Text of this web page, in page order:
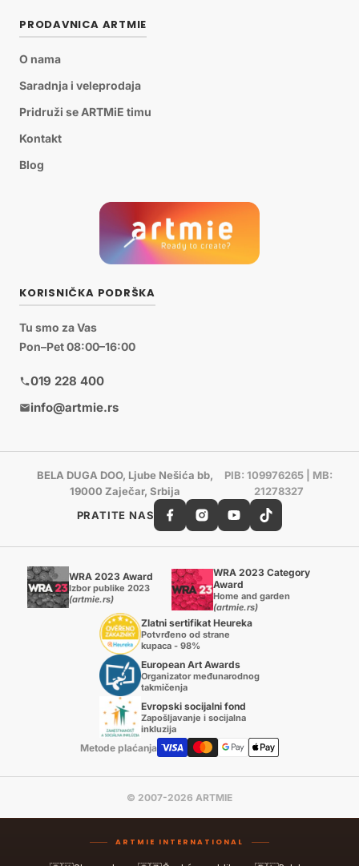
PRODAVNICA ARTMIE
O nama
Saradnja i veleprodaja
Pridruži se ARTMiE timu
Kontakt
Blog
KORISNIČKA PODRŠKA
Tu smo za Vas
Pon–Pet 08:00–16:00
019 228 400
info@artmie.rs
BELA DUGA DOO, Ljube Nešića bb,
19000 Zaječar, Srbija
PIB: 109976265 | MB:
21278327
PRATITE NAS
WRA 2023 Award
Izbor publike 2023
(artmie.rs)
WRA 2023 Category
Award
Home and garden
(artmie.rs)
Zlatni sertifikat Heureka
Potvrđeno od strane
kupaca - 98%
European Art Awards
Organizator međunarodnog
takmičenja
Evropski socijalni fond
Zapošljavanje i socijalna
inkluzija
Metode plaćanja
© 2007-2026 ARTMIE
ARTMIE INTERNATIONAL